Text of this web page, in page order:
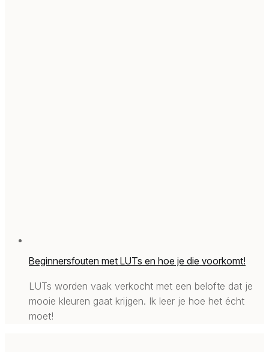
Beginnersfouten met LUTs en hoe je die voorkomt!
LUTs worden vaak verkocht met een belofte dat je
mooie kleuren gaat krijgen. Ik leer je hoe het écht
moet!